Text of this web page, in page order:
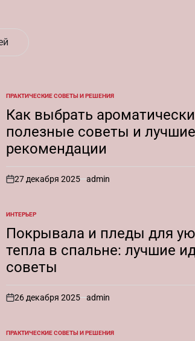
ОПУБЛИКОВАНО
В
ПРАКТИЧЕСКИЕ СОВЕТЫ И РЕШЕНИЯ
Как выбрать
полезные советы и лучшие
рекомендации
on
27 декабря 2025 admin
ОПУБЛИКОВАНО
В
ИНТЕРЬЕР
Покрывала и пледы для
тепла в спальне: лучшие
советы
on
26 декабря 2025 admin
ОПУБЛИКОВАНО
ПРАКТИЧЕСКИЕ СОВЕТЫ И РЕШЕНИЯ